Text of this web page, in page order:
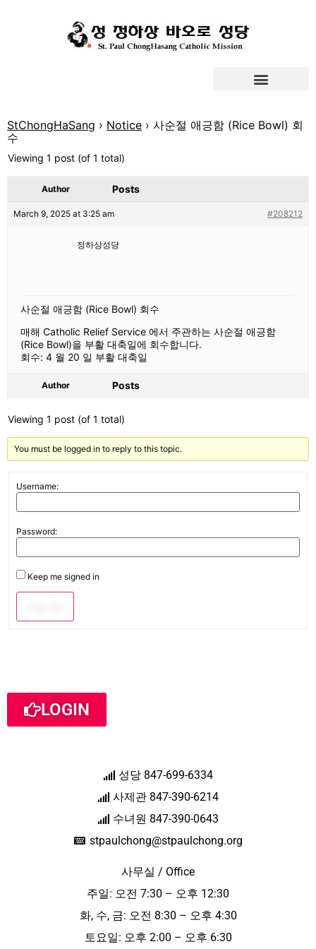
StChongHaSang › Notice › 사순절 애긍함 (Rice Bowl) 회
수
Viewing 1 post (of 1 total)
Author Posts
March 9, 2025 at 3:25 am #208212
정하상성당
사순절 애긍함 (Rice Bowl) 회수
매해 Catholic Relief Service 에서 주관하는 사순절 애긍함
(Rice Bowl)을 부활 대축일에 회수합니다.
회수: 4 월 20 일 부활 대축일
Author Posts
Viewing 1 post (of 1 total)
You must be logged in to reply to this topic.
Username:
Password:
Keep me signed in
LOGIN
성당 847-699-6334
사제관 847-390-6214
수녀원 847-390-0643
stpaulchong@stpaulchong.org
사무실 / Office
주일: 오전 7:30 – 오후 12:30
화, 수, 금: 오전 8:30 – 오후 4:30
토요일: 오후 2:00 – 오후 6:30